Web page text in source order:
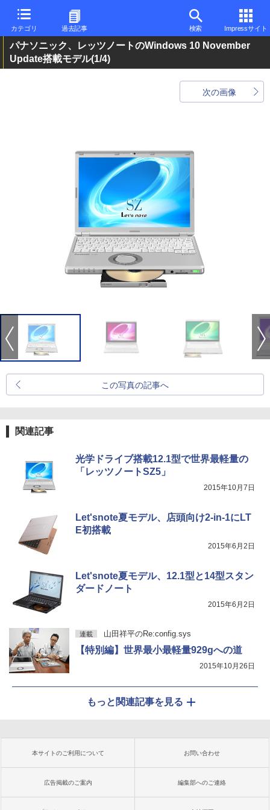
カテゴリ 過去記事 検索 Impressサイト
パナソニック、レッツノートのWindows 10 November
Update搭載モデル(1/4)
次の画像
この写真の記事へ
関連記事
光学ドライブ搭載12.1型で世界最軽量の
「レッツノートSZ5」
2015年10月7日
Let'snote夏モデル、店頭向け2-in-1にLT
E初搭載
2015年6月2日
Let'snote夏モデル、12.1型と14型スタン
ダードノート
2015年6月2日
連載 山田祥平のRe:config.sys
【特別編】世界最小最軽量929gへの道
2015年10月26日
もっと関連記事を見る
本サイトのご利用について お問い合わせ
広告掲載のご案内 編集部へのご連絡